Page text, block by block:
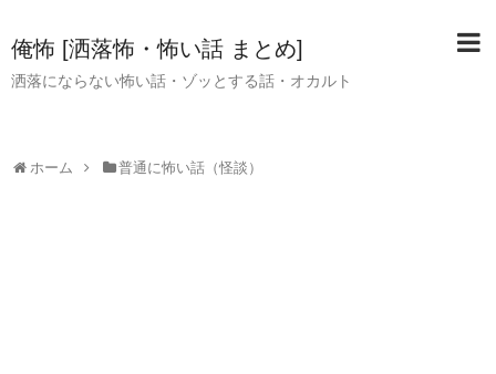
俺怖 [洒落怖・怖い話 まとめ]
洒落にならない怖い話・ゾッとする話・オカルト
ホーム 普通に怖い話（怪談）